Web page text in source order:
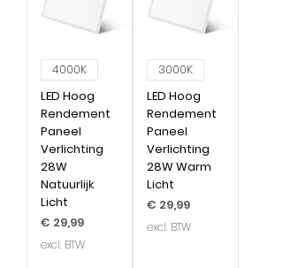
4000K
LED Hoog
Rendement
Paneel
Verlichting
28W
Natuurlijk
Licht
Prijs
€ 29,99
excl. BTW
3000K
LED Hoog
Rendement
Paneel
Verlichting
28W Warm
Licht
Prijs
€ 29,99
excl. BTW